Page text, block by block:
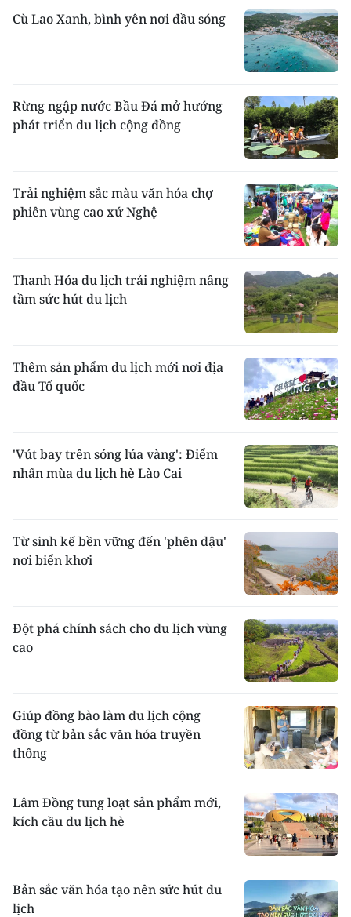
Cù Lao Xanh, bình yên nơi đầu sóng
Rừng ngập nước Bầu Đá mở hướng
phát triển du lịch cộng đồng
Trải nghiệm sắc màu văn hóa chợ
phiên vùng cao xứ Nghệ
Thanh Hóa du lịch trải nghiệm nâng
tầm sức hút du lịch
Thêm sản phẩm du lịch mới nơi địa
đầu Tổ quốc
'Vút bay trên sóng lúa vàng': Điểm
nhấn mùa du lịch hè Lào Cai
Từ sinh kế bền vững đến 'phên dậu'
nơi biển khơi
Đột phá chính sách cho du lịch vùng
cao
Giúp đồng bào làm du lịch cộng
đồng từ bản sắc văn hóa truyền
thống
Lâm Đồng tung loạt sản phẩm mới,
kích cầu du lịch hè
Bản sắc văn hóa tạo nên sức hút du
lịch